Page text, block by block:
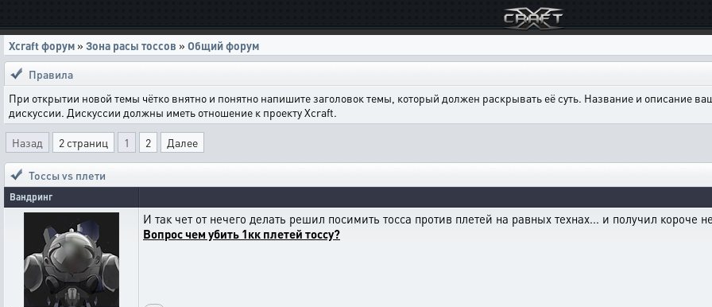
Xcraft форум » Зона расы тоссов » Общий форум
Правила
При открытии новой темы чётко внятно и понятно напишите заголовок темы, который должен раскрывать её суть. Название и описание
дискуссии. Дискуссии должны иметь отношение к проекту Xcraft.
Назад 2 страниц 1 2 Далее
Тоссы vs плети
Вандринг
И так чет от нечего делать решил посимить тосса против плетей на равных технах... и получил короче
Вопрос чем убить 1кк плетей тоссу?